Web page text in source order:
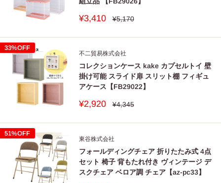
販
価
¥3,410
通
格
¥5,170
33%OFF
不二貿易株式会社
コレクションケース kake カプセルトイ 壁
掛け可能 スライド扉 スリット棚 フィギュ
アケース【FB29022】
販
価
¥2,920
通
格
¥4,345
51%OFF
東谷株式会社
フォールディングチェア 折りたたみ式 4点
セット 椅子 背もたれ付き ヴィンテージ デ
スクチェア ベロア調 チェア【az-pc33】